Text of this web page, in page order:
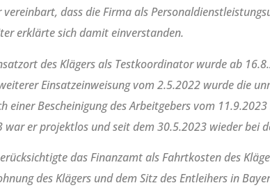
dass die Firma als
erklärte sich damit einverstanden.
des Klägers als Testkoordinator wurde ab
Einsatzeinweisung vom 2.5.2022 wurde die
Bescheinigung des Arbeitgebers vom
er projektlos und seit dem 30.5.2023 wieder bei
das Finanzamt als Fahrtkosten des
des Klägers und dem Sitz des Entleihers in